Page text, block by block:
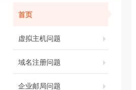
首页
虚拟主机问题
域名注册问题
企业邮局问题